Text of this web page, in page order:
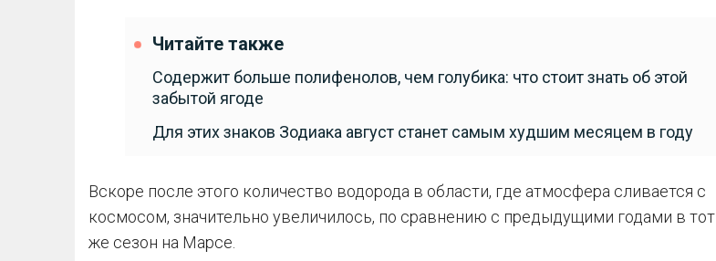
Читайте также
Содержит больше полифенолов, чем голубика: что стоит знать об этой
забытой ягоде
Для этих знаков Зодиака август станет самым худшим месяцем в году
Вскоре после этого количество водорода в области, где атмосфера сливается с
космосом, значительно увеличилось, по сравнению с предыдущими годами в тот
же сезон на Марсе.